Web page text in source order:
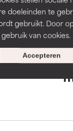
doeleinden te
gebruikt. Door
van cookies.
Accepteren
in this
risico wordt
veroorzaken.
risico wordt
veroorzaken.